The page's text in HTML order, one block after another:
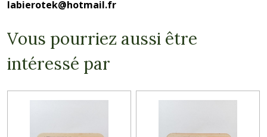
labierotek@hotmail.fr
Vous pourriez aussi être
intéressé par